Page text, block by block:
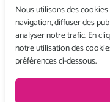
Nous utilisons des
navigation, diffuser des
analyser notre trafic. En
notre utilisation des
préférences ci-dessous.
Copyright © 2026